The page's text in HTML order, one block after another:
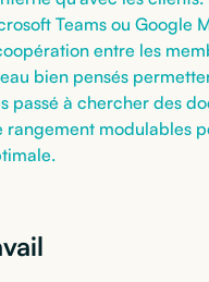
Teams ou Google
entre les
bien pensés
passé à chercher des
rangement modulables